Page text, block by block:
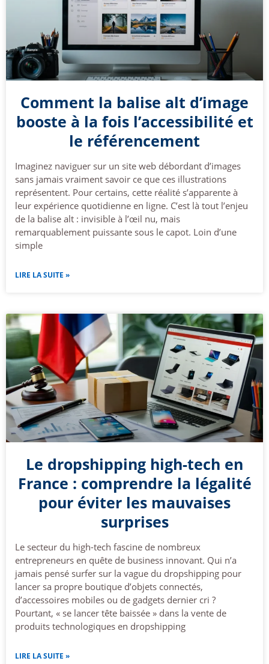
Comment la balise alt d’image
booste à la fois l’accessibilité et
le référencement
Imaginez naviguer sur un site web débordant d’images
sans jamais vraiment savoir ce que ces illustrations
représentent. Pour certains, cette réalité s’apparente à
leur expérience quotidienne en ligne. C’est là tout l’enjeu
de la balise alt : invisible à l’œil nu, mais
remarquablement puissante sous le capot. Loin d’une
simple
LIRE LA SUITE »
Le dropshipping high-tech en
France : comprendre la légalité
pour éviter les mauvaises
surprises
Le secteur du high-tech fascine de nombreux
entrepreneurs en quête de business innovant. Qui n’a
jamais pensé surfer sur la vague du dropshipping pour
lancer sa propre boutique d’objets connectés,
d’accessoires mobiles ou de gadgets dernier cri ?
Pourtant, « se lancer tête baissée » dans la vente de
produits technologiques en dropshipping
LIRE LA SUITE »